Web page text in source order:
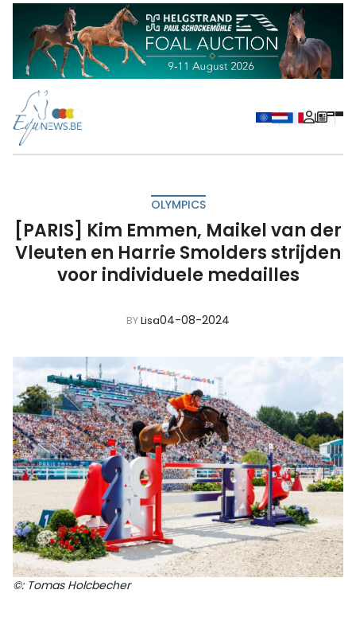
OLYMPICS
[PARIS] Kim Emmen, Maikel van der
Vleuten en Harrie Smolders strijden
voor individuele medailles
BYLisa04-08-2024
©: Tomas Holcbecher